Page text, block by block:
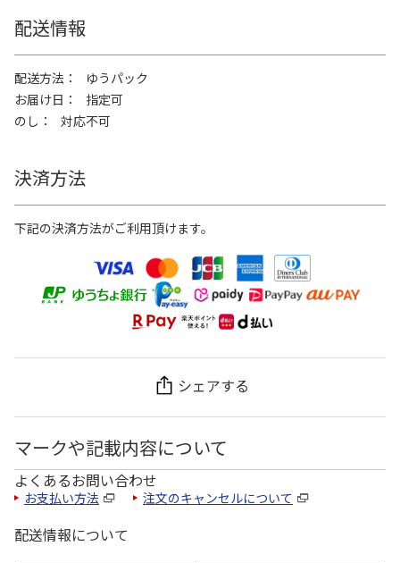
配送情報
配送方法
ゆうパック
お届け日
指定可
のし
対応不可
決済方法
下記の決済方法がご利用頂けます。
シェアする
マークや記載内容について
よくあるお問い合わせ
お支払い方法 注文のキャンセルについて
配送情報について